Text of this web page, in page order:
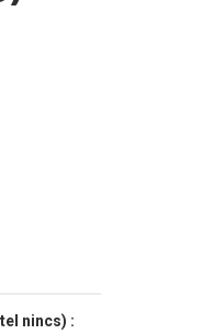
nincs) :